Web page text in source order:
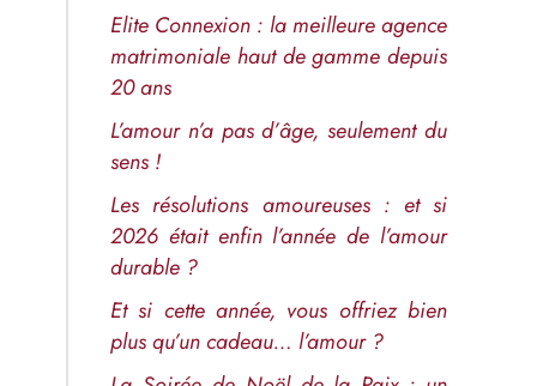
Elite Connexion : la meilleure agence
matrimoniale haut de gamme depuis
20 ans
L’amour n’a pas d’âge, seulement du
sens !
Les résolutions amoureuses : et si
2026 était enfin l’année de l’amour
durable ?
Et si cette année, vous offriez bien
plus qu’un cadeau… l’amour ?